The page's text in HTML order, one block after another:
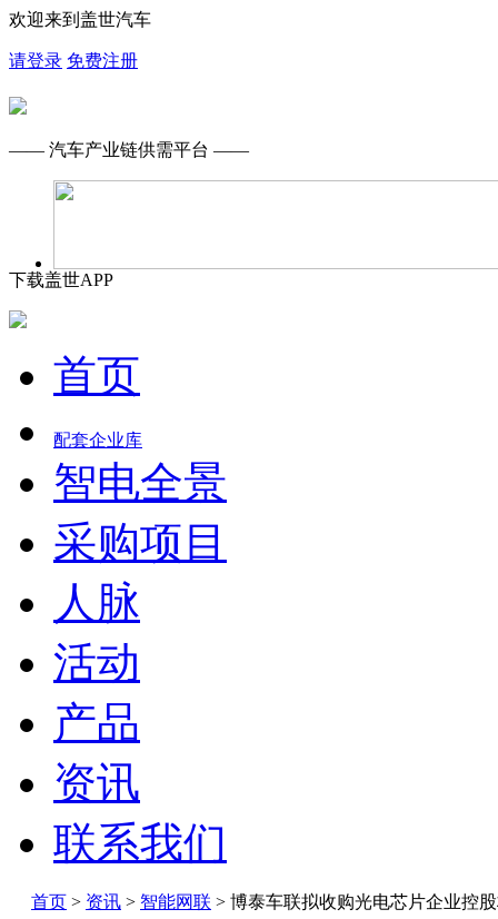
欢迎来到盖世汽车
请登录 免费注册
—— 汽车产业链供需平台 ——
下载盖世APP
首页
配套企业库
智电全景
采购项目
人脉
活动
产品
资讯
联系我们
首页 > 资讯 > 智能网联 > 博泰车联拟收购光电芯片企业控